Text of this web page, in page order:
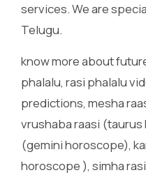
services. We are
Telugu.
know more about
phalalu, rasi phalalu
predictions, mesha
vrushaba raasi
(gemini horoscope),
horoscope ), simha